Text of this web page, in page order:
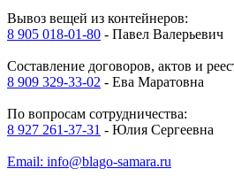
Вывоз вещей из контейнеров:
8 905 018-01-80 - Павел Валерьевич
Составление договоров, актов и
8 909 329-33-02 - Ева Маратовна
По вопросам сотрудничества:
8 927 261-37-31 - Юлия Сергеевна
Email: info@blago-samara.ru